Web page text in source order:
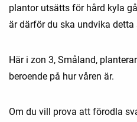
plantor utsätts för hård kyla
är därför du ska undvika detta
Här i zon 3, Småland,
beroende på hur våren är.
Om du vill prova att förodla